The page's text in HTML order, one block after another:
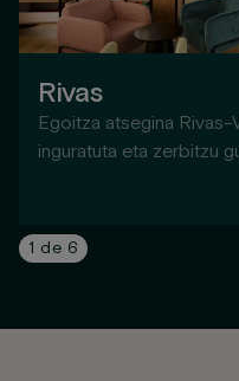
Rivas
Egoitza atsegina
inguratuta eta zerbitzu
1 de 6